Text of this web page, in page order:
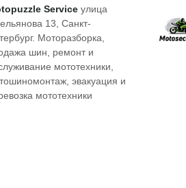
Service улица
13, Санкт-
Моторазборка,
шин, ремонт и
мототехники,
эвакуация и
мототехники